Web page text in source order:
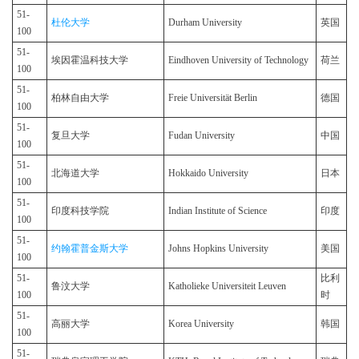
51-
100
杜伦大学 Durham University 英国
51-
100
埃因霍温科技大学 Eindhoven University of Technology 荷兰
51-
100
柏林自由大学 Freie Universität Berlin 德国
51-
100
复旦大学 Fudan University 中国
51-
100
北海道大学 Hokkaido University 日本
51-
100
印度科技学院 Indian Institute of Science 印度
51-
100
约翰霍普金斯大学 Johns Hopkins University 美国
51-
100
鲁汶大学 Katholieke Universiteit Leuven
比利
时
51-
100
高丽大学 Korea University 韩国
51-